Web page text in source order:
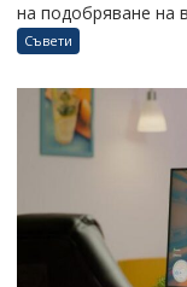
на подобряване на
Съвети